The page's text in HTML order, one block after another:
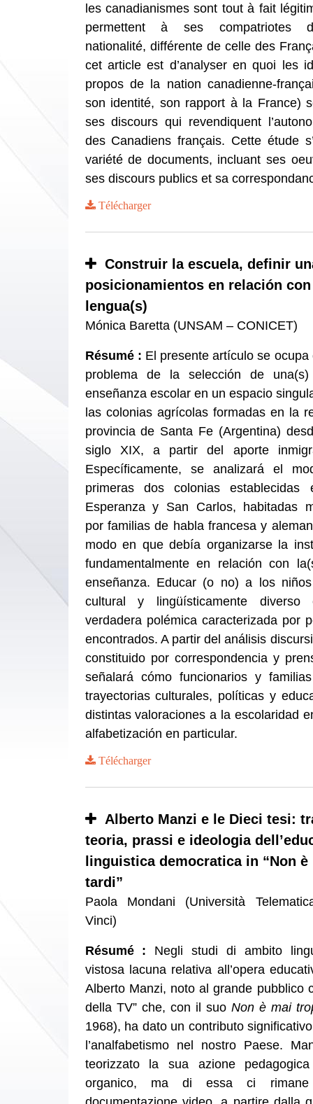
les canadianismes sont tout à fait
permettent à ses compatriotes
nationalité, différente de celle des
cet article est d’analyser en quoi les
propos de la nation canadienne-
son identité, son rapport à la France)
ses discours qui revendiquent
des Canadiens français. Cette étude
variété de documents, incluant ses
ses discours publics et sa
Télécharger
Construir la escuela, definir
posicionamientos en relación
lengua(s)
Mónica Baretta (UNSAM – CONICET)
Résumé : El presente artículo se
problema de la selección de
enseñanza escolar en un espacio
las colonias agrícolas formadas en la
provincia de Santa Fe (Argentina)
siglo XIX, a partir del aporte
Específicamente, se analizará el
primeras dos colonias establecidas
Esperanza y San Carlos, habitadas
por familias de habla francesa y
modo en que debía organizarse la
fundamentalmente en relación con
enseñanza. Educar (o no) a los
cultural y lingüísticamente diverso
verdadera polémica caracterizada por
encontrados. A partir del análisis
constituido por correspondencia y
señalará cómo funcionarios y
trayectorias culturales, políticas y
distintas valoraciones a la escolaridad
alfabetización en particular.
Télécharger
Alberto Manzi e le Dieci tesi:
teoria, prassi e ideologia
linguistica democratica in “Non
tardi”
Paola Mondani (Università
Vinci)
Résumé : Negli studi di ambito
vistosa lacuna relativa all’opera
Alberto Manzi, noto al grande pubblico
della TV” che, con il suo Non è mai
1968), ha dato un contributo
l’analfabetismo nel nostro Paese.
teorizzato la sua azione
organico, ma di essa ci rimane